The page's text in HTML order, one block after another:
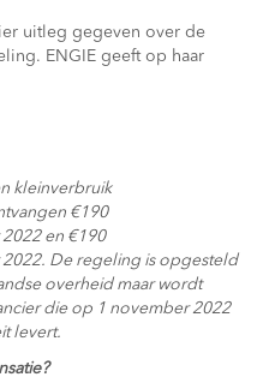
uitleg gegeven over de
ENGIE geeft op haar
kleinverbruik
€190
en €190
De regeling is opgesteld
overheid maar wordt
die op 1 november 2022
levert.